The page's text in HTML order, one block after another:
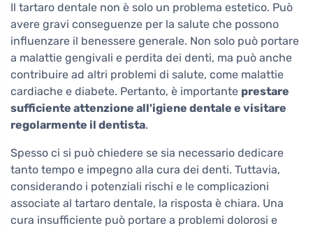
Il tartaro dentale non è solo un problema estetico. Può
avere gravi conseguenze per la salute che possono
influenzare il benessere generale. Non solo può portare
a malattie gengivali e perdita dei denti, ma può anche
contribuire ad altri problemi di salute, come malattie
cardiache e diabete. Pertanto, è importante prestare
sufficiente attenzione all'igiene dentale e visitare
regolarmente il dentista.
Spesso ci si può chiedere se sia necessario dedicare
tanto tempo e impegno alla cura dei denti. Tuttavia,
considerando i potenziali rischi e le complicazioni
associate al tartaro dentale, la risposta è chiara. Una
cura insufficiente può portare a problemi dolorosi e